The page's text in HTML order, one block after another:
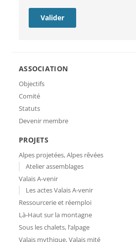
ASSOCIATION
Objectifs
Comité
Statuts
Devenir membre
PROJETS
Alpes projetées, Alpes rêvées
Atelier assemblages
Valais A-venir
Les actes Valais A-venir
Ressourcerie et réemploi
Là-Haut sur la montagne
Sous les chalets, l’alpage
Valais mythique, Valais mité